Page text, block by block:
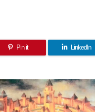
Pin it LinkedIn